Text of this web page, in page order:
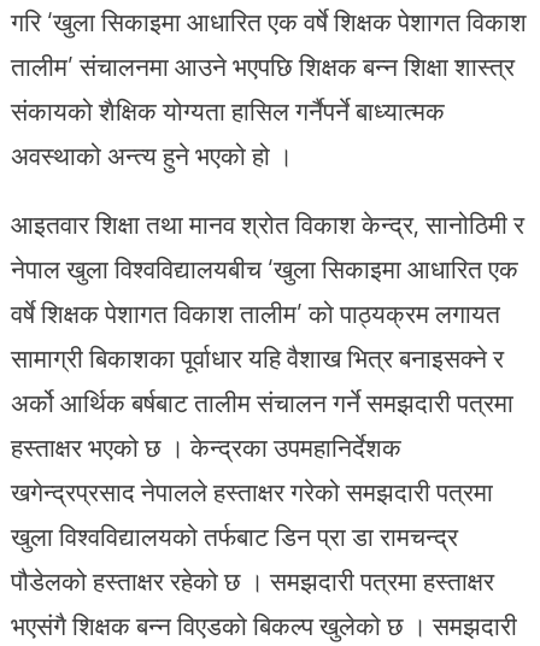
गरि ‘खुला सिकाइमा आधारित एक वर्षे शिक्षक पेशागत विकाश
तालीम’ संचालनमा आउने भएपछि शिक्षक बन्न शिक्षा शास्त्र
संकायको शैक्षिक योग्यता हासिल गर्नैपर्ने बाध्यात्मक
अवस्थाको अन्त्य हुने भएको हो ।
आइतवार शिक्षा तथा मानव श्रोत विकाश केन्द्र, सानोठिमी र
नेपाल खुला विश्वविद्यालयबीच ‘खुला सिकाइमा आधारित एक
वर्षे शिक्षक पेशागत विकाश तालीम’ को पाठ्यक्रम लगायत
सामाग्री बिकाशका पूर्वाधार यहि वैशाख भित्र बनाइसक्ने र
अर्को आर्थिक बर्षबाट तालीम संचालन गर्ने समझदारी पत्रमा
हस्ताक्षर भएको छ । केन्द्रका उपमहानिर्देशक
खगेन्द्रप्रसाद नेपालले हस्ताक्षर गरेको समझदारी पत्रमा
खुला विश्वविद्यालयको तर्फबाट डिन प्रा डा रामचन्द्र
पौडेलको हस्ताक्षर रहेको छ । समझदारी पत्रमा हस्ताक्षर
भएसंगै शिक्षक बन्न विएडको बिकल्प खुलेको छ । समझदारी